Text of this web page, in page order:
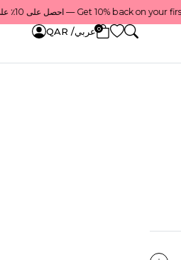
Get 10% back on your first order — احصل على 10٪ على أول طلب لك    |    Use code: Welcome10 — استخدم الرمز: Welcome10    |    Order before 1 PM for same-day delivery in Qatar — اطلب قبل الساعة 1 ظهرًا للتوصيل في نفس اليوم داخل قطر
0 عربي/ QAR